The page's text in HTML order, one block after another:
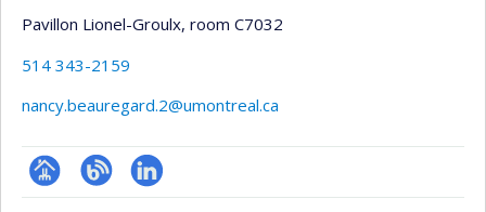
Pavillon Lionel-Groulx, room C7032
514 343-2159
nancy.beauregard.2@umontreal.ca
Page BlogueLinkedIn